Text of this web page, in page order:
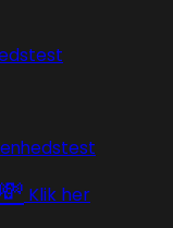
💸 Klik her